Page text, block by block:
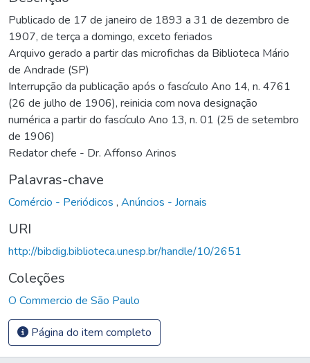
Publicado de 17 de janeiro de 1893 a 31 de dezembro de
1907, de terça a domingo, exceto feriados
Arquivo gerado a partir das microfichas da Biblioteca Mário
de Andrade (SP)
Interrupção da publicação após o fascículo Ano 14, n. 4761
(26 de julho de 1906), reinicia com nova designação
numérica a partir do fascículo Ano 13, n. 01 (25 de setembro
de 1906)
Redator chefe - Dr. Affonso Arinos
Palavras-chave
Comércio - Periódicos , Anúncios - Jornais
URI
http://bibdig.biblioteca.unesp.br/handle/10/2651
Coleções
O Commercio de São Paulo
Página do item completo